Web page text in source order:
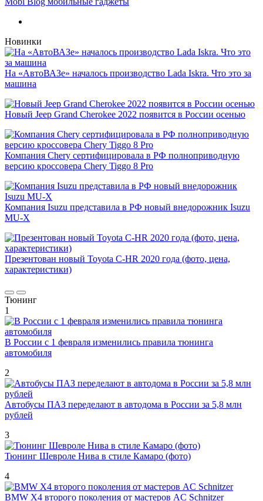
Новинки
На «АвтоВАЗе» началось производство Lada Iskra. Что это за
машина
Новый Jeep Grand Cherokee 2022 появится в России осенью
Компания Chery сертифицировала в РФ полноприводную
версию кроссовера Chery Tiggo 8 Pro
Компания Isuzu представила в РФ новый внедорожник Isuzu
MU-X
Презентован новый Toyota C-HR 2020 года (фото, цена,
характеристики)
Тюнинг
1
В России с 1 февраля изменились правила тюнинга
автомобиля
2
Автобусы ПАЗ переделают в автодома в России за 5,8 млн
рублей
3
Тюнинг Шевроле Нива в стиле Камаро (фото)
4
BMW X4 второго поколения от мастеров AC Schnitzer